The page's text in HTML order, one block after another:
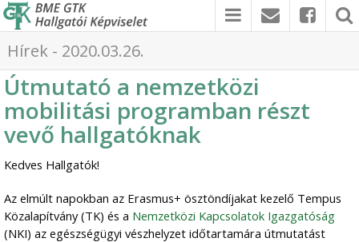
Hírek - 2020.03.26.
Útmutató a nemzetközi
mobilitási programban részt
vevő hallgatóknak
Kedves Hallgatók!
Az elmúlt napokban az Erasmus+ ösztöndíjakat kezelő Tempus
Közalapítvány (TK) és a Nemzetközi Kapcsolatok Igazgatóság
(NKI) az egészségügyi vészhelyzet időtartamára útmutatást